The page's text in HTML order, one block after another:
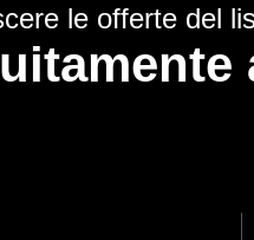
le offerte del